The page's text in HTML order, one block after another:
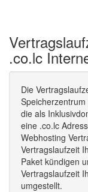
.co.lc
Die
die als
eine .co.lc
Webhosting
Vertragslaufzeit
Paket kündigen
Vertragslaufzeit
umgestellt.